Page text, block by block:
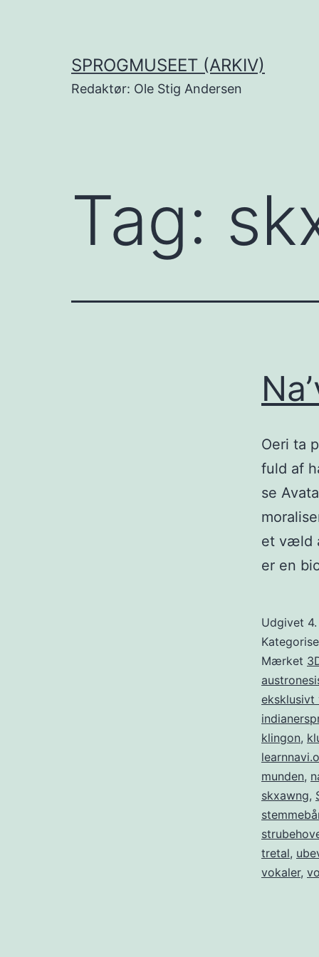
SPROGMUSEET (ARKIV)
Redaktør: Ole Stig Andersen
Tag:
Oeri ta
fuld af
se
et væld
er en
Udgivet
Mærket
eksklusivt
klingon,
munden,
skxawng,
tretal,
vokaler,